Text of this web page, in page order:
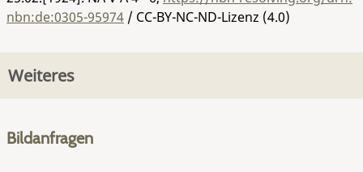
nbn:de:0305-95974 / CC-BY-NC-ND-Lizenz (4.0)
Weiteres
Bildanfragen